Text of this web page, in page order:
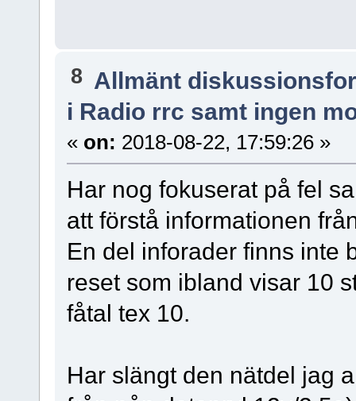
8 Allmänt
i Radio rrc samt ingen
« on: 2018-08-22, 17:59:26 »
Har nog fokuserat på fel
att förstå informationen
En del inforader finns inte
reset som ibland visar 10
fåtal tex 10.
Har slängt den nätdel jag